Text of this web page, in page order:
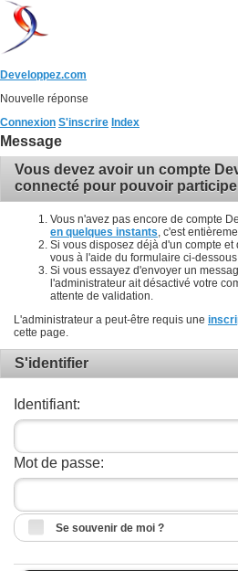
Developpez.com
Nouvelle réponse
Connexion S'inscrire Index
Message
Vous devez avoir un compte
connecté pour pouvoir
Vous n'avez pas encore de compte
en quelques instants , c'est
Si vous disposez déjà d'un compte
vous à l'aide du formulaire ci-dessous.
Si vous essayez d'envoyer un
l'administrateur ait désactivé votre
attente de validation.
L'administrateur a peut-être requis une
cette page.
S'identifier
Identifiant:
Mot de passe:
Se souvenir de moi ?